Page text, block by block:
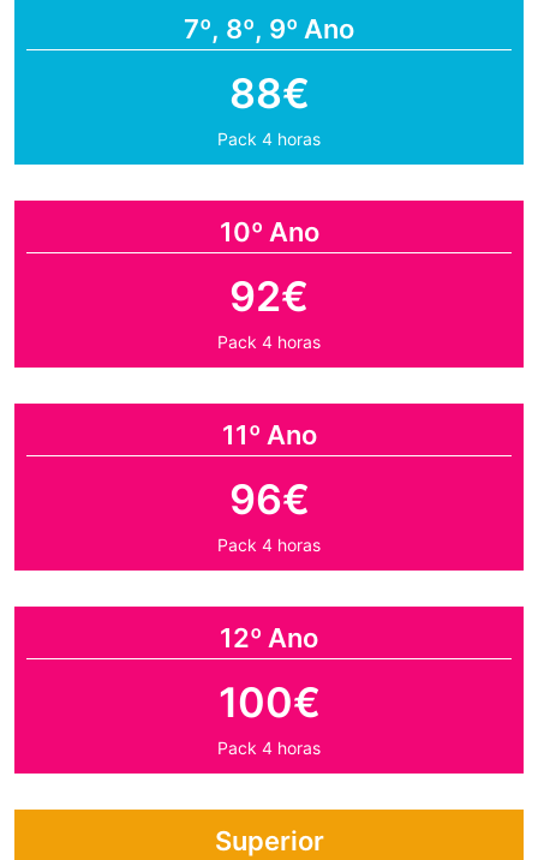
7º, 8º, 9º Ano
88€
Pack 4 horas
10º Ano
92€
Pack 4 horas
11º Ano
96€
Pack 4 horas
12º Ano
100€
Pack 4 horas
Superior